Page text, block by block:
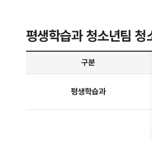
평생학습과 청소년팀 청
평생학습과 청소년팀 청소년수련관 업무분장 안내 - 구분, 직책, 전화번호, 주요업무 정보 제공
구분
평생학습과